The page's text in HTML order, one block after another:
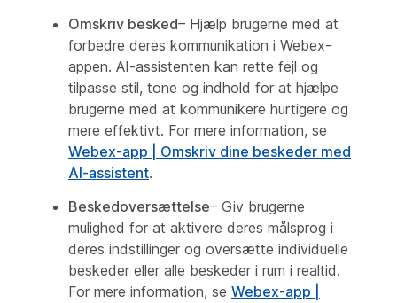
Omskriv besked– Hjælp brugerne med at
forbedre deres kommunikation i Webex-
appen. AI-assistenten kan rette fejl og
tilpasse stil, tone og indhold for at hjælpe
brugerne med at kommunikere hurtigere og
mere effektivt. For mere information, se
Webex-app | Omskriv dine beskeder med
AI-assistent.
Beskedoversættelse– Giv brugerne
mulighed for at aktivere deres målsprog i
deres indstillinger og oversætte individuelle
beskeder eller alle beskeder i rum i realtid.
For mere information, se Webex-app |